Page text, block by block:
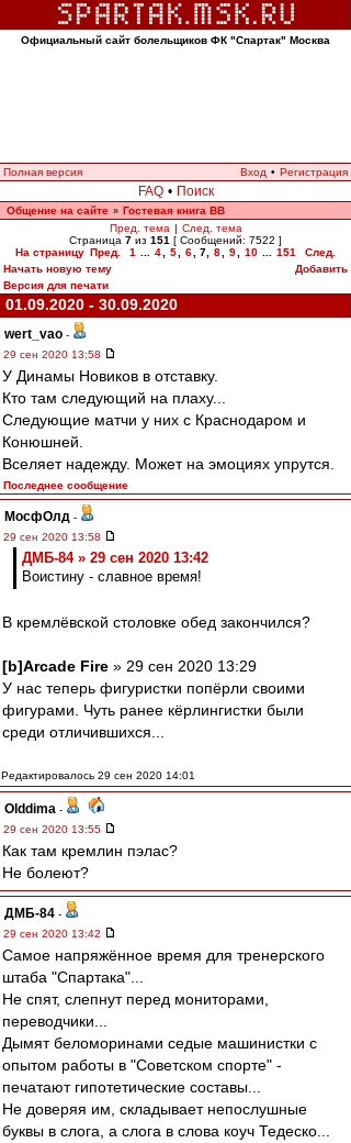
Официальный сайт болельщиков ФК "Спартак" Москва
Полная версия Вход • Регистрация
FAQ • Поиск
Общение на сайте » Гостевая книга ВВ
Пред. тема | След. тема
Страница 7 из 151 [ Сообщений: 7522 ]
На страницу Пред. 1 4 5 6 7 8 9 10 151
След.
Начать новую тему
Добавить
Версия для печати
01.09.2020 - 30.09.2020
wert_vao -
29 сен 2020 13:58
У Динамы Новиков в отставку.
Кто там следующий на плаху...
Следующие матчи у них с Краснодаром и
Конюшней.
Вселяет надежду. Может на эмоциях упрутся.
Последнее сообщение
МосфОлд -
29 сен 2020 13:58
ДМБ-84 » 29 сен 2020 13:42
Воистину - славное время!
В кремлёвской столовке обед закончился?
[b]Arcade Fire » 29 сен 2020 13:29
У нас теперь фигуристки попёрли своими
фигурами. Чуть ранее кёрлингистки были
среди отличившихся...
Редактировалось 29 сен 2020 14:01
Olddima -
29 сен 2020 13:55
Как там кремлин пэлас?
Не болеют?
ДМБ-84 -
29 сен 2020 13:42
Самое напряжённое время для тренерского
штаба "Спартака"...
Не спят, слепнут перед мониторами,
переводчики...
Дымят беломоринами седые машинистки с
опытом работы в "Советском спорте" -
печатают гипотетические составы...
Не доверяя им, складывает непослушные
буквы в слога, а слога в слова коуч Тедеско...